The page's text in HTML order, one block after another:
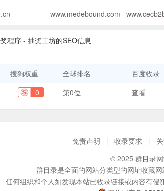
www.medebound.com
程序 - 抽奖工坊的SEO信息
搜狗权重 全球排名 百度收录
0 第0位 查看
免责声明 | 收录要求 |
© 2025 群目录
群目录是全面的网站分类型的网址收藏
任何组织和个人如发现本站已收录链接或内容有